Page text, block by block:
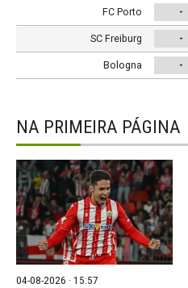
FC Porto -
SC Freiburg -
Bologna -
NA PRIMEIRA PÁGINA
04-08-2026 · 15:57